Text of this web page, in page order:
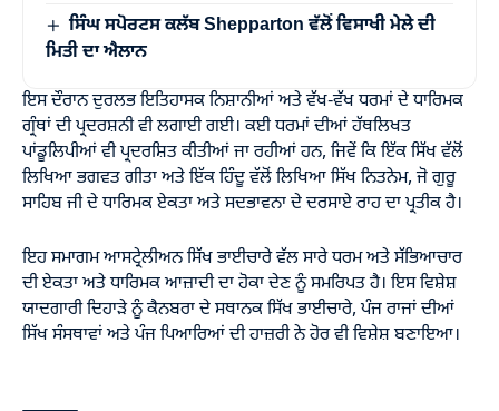
ਸਿੰਘ ਸਪੋਰਟਸ ਕਲੱਬ Shepparton ਵੱਲੋਂ ਵਿਸਾਖੀ ਮੇਲੇ ਦੀ
ਮਿਤੀ ਦਾ ਐਲਾਨ
ਇਸ ਦੌਰਾਨ ਦੁਰਲਭ ਇਤਿਹਾਸਕ ਨਿਸ਼ਾਨੀਆਂ ਅਤੇ ਵੱਖ-ਵੱਖ ਧਰਮਾਂ ਦੇ ਧਾਰਿਮਕ
ਗ੍ਰੰਥਾਂ ਦੀ ਪ੍ਰਦਰਸ਼ਨੀ ਵੀ ਲਗਾਈ ਗਈ। ਕਈ ਧਰਮਾਂ ਦੀਆਂ ਹੱਥਲਿਖਤ
ਪਾਂਡੂਲਿਪੀਆਂ ਵੀ ਪ੍ਰਦਰਸ਼ਿਤ ਕੀਤੀਆਂ ਜਾ ਰਹੀਆਂ ਹਨ, ਜਿਵੇਂ ਕਿ ਇੱਕ ਸਿੱਖ ਵੱਲੋਂ
ਲਿਖਿਆ ਭਗਵਤ ਗੀਤਾ ਅਤੇ ਇੱਕ ਹਿੰਦੂ ਵੱਲੋਂ ਲਿਖਿਆ ਸਿੱਖ ਨਿਤਨੇਮ, ਜੋ ਗੁਰੂ
ਸਾਹਿਬ ਜੀ ਦੇ ਧਾਰਿਮਕ ਏਕਤਾ ਅਤੇ ਸਦਭਾਵਨਾ ਦੇ ਦਰਸਾਏ ਰਾਹ ਦਾ ਪ੍ਰਤੀਕ ਹੈ।
ਇਹ ਸਮਾਗਮ ਆਸਟ੍ਰੇਲੀਅਨ ਸਿੱਖ ਭਾਈਚਾਰੇ ਵੱਲ ਸਾਰੇ ਧਰਮ ਅਤੇ ਸੱਭਿਆਚਾਰ
ਦੀ ਏਕਤਾ ਅਤੇ ਧਾਰਿਮਕ ਆਜ਼ਾਦੀ ਦਾ ਹੋਕਾ ਦੇਣ ਨੂੰ ਸਮਰਿਪਤ ਹੈ। ਇਸ ਵਿਸ਼ੇਸ਼
ਯਾਦਗਾਰੀ ਦਿਹਾੜੇ ਨੂੰ ਕੈਨਬਰਾ ਦੇ ਸਥਾਨਕ ਸਿੱਖ ਭਾਈਚਾਰੇ, ਪੰਜ ਰਾਜਾਂ ਦੀਆਂ
ਸਿੱਖ ਸੰਸਥਾਵਾਂ ਅਤੇ ਪੰਜ ਪਿਆਰਿਆਂ ਦੀ ਹਾਜ਼ਰੀ ਨੇ ਹੋਰ ਵੀ ਵਿਸ਼ੇਸ਼ ਬਣਾਇਆ।